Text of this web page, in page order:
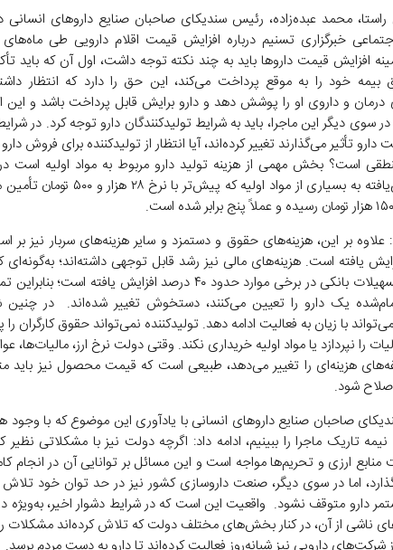
محمد عبده‌زاده، رئیس سندیکای صاحبان صنایع دارو‌های انسانی
خبرگزاری تسنیم درباره افزایش قیمت اقلام دارویی طی
افزایش قیمت دارو‌ها باید به چند نکته توجه داشت، اول آن که باید
خود را به موقع پرداخت می‌کند، این حق را دارد که انتظار
درمان و داروی او را پوشش دهد و دارو برایش قابل پرداخت باشد و این
سوی دیگر این ماجرا، باید به شرایط تولیدکنندگان دارو توجه کرد. در
دارو تأثیر می‌گذارند تغییر کرده‌اند، آیا انتظار از تولیدکننده برای فروش
است؟ بخش مهمی از هزینه تولید دارو مربوط به مواد اولیه است
تخصیص‌یافته به بسیاری از مواد اولیه که
علاوه بر این، هزینه‌های حقوق و دستمزد و سایر هزینه‌های سربار نیز
یافته است. هزینه‌های مالی نیز رشد قابل توجهی داشته‌اند؛ به‌گونه‌ای
مالی و تسهیلات بانکی در برخی موارد حدود ۴۰ درصد افزایش یافته
یک دارو را تعیین می‌کنند، دستخوش تغییر شده‌اند. در چنین
با زیان به فعالیت ادامه دهد. تولیدکننده نمی‌تواند حقوق کارگران را
را نپردازد یا مواد اولیه خریداری نکند. وقتی دولت نرخ ارز، مالیات‌ها،
هزینه‌ای را تغییر می‌دهد، طبیعی است که قیمت محصول نیز باید
شود.
صاحبان صنایع دارو‌های انسانی با یادآوری این موضوع که با وجود
نیمه تاریک ماجرا را ببینیم، ادامه داد: اگرچه دولت نیز با مشکلاتی
ارزی و تحریم‌ها مواجه است و این مسائل بر توانایی آن در انجام
اما در سوی دیگر، صنعت داروسازی کشور نیز در حد توان خود
دارو متوقف نشود. واقعیت این است که در شرایط دشوار اخیر، به‌ویژه
ناشی از آن، در کنار بخش‌های مختلف دولت که تلاش کرده‌اند مشکلات